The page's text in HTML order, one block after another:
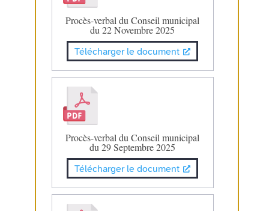
Procès-verbal du Conseil municipal
du 22 Novembre 2025
Télécharger le document
Procès-verbal du Conseil municipal
du 29 Septembre 2025
Télécharger le document